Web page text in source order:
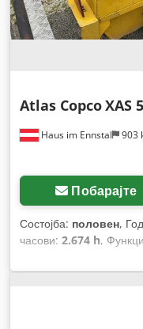
Haus im Ennstal 903
Atlas CopcoXAS
Побарајте
Состојба: половен,
часови: 2.674 h,